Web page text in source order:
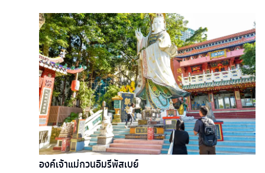
องค์เจ้าแม่กวนอิมรีพัสเบย์